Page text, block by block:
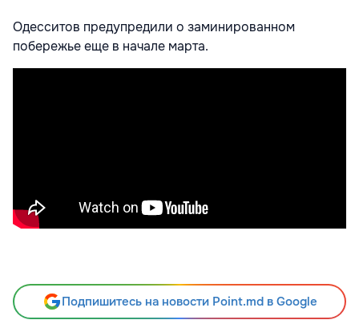
Одесситов предупредили о заминированном
побережье еще в начале марта.
Подпишитесь на новости Point.md в Google